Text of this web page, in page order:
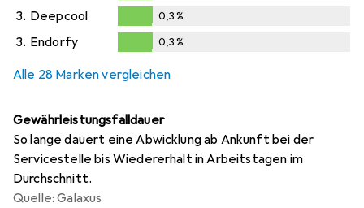
0,3%
3. Deepcool
0,3%
0,3%
3. Endorfy 0,3%
Alle 28 Marken vergleichen
Gewährleistungsfalldauer
So lange dauert eine Abwicklung ab Ankunft bei der
Servicestelle bis Wiedererhalt in Arbeitstagen im
Durchschnitt.
Quelle: Galaxus